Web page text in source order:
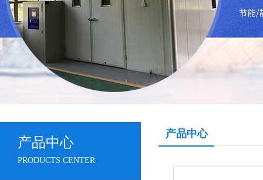
产品中心
PRODUCTS CENTER
产品中心